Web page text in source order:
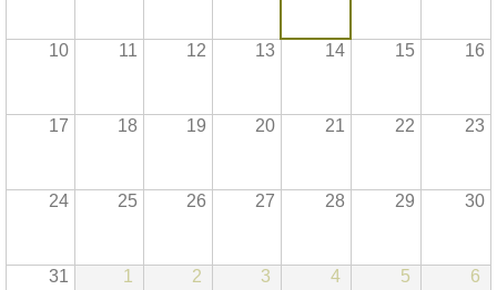
10 11 12 13 14 15 16
17 18 19 20 21 22 23
24 25 26 27 28 29 30
31 1 2 3 4 5 6